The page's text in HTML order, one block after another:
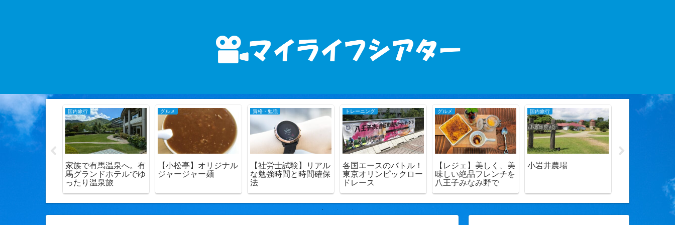
国内旅行
家族で有馬温泉へ。有
馬グランドホテルでゆ
ったり温泉旅
グルメ
【小松亭】オリジナル
ジャージャー麺
資格・勉強
【社労士試験】リアル
な勉強時間と時間確保
法
トレーニング
各国エースのバトル！
東京オリンピックロー
ドレース
グルメ
【レジェ】美しく、美
味しい絶品フレンチを
八王子みなみ野で
国内旅行
小岩井農場
グルメ